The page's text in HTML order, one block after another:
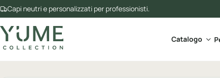
Capi neutri e personalizzati per professionisti.
Catalogo